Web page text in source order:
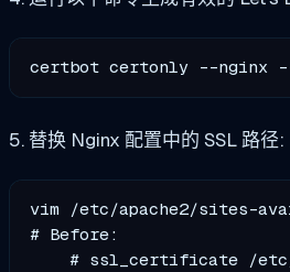
certbot certonly --nginx
5. 替换 Nginx 配置中的 SSL 路径:
vim /etc/apache2/sites-
# Before:
# ssl_certificate /